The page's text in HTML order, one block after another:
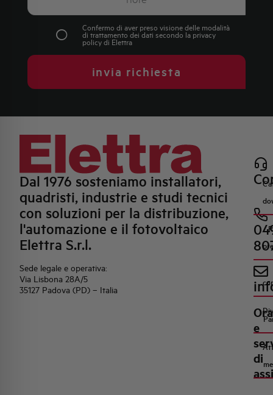
Confermo di aver preso visione delle modalità
di trattamento dei dati secondo la privacy
policydi Elettra
invia richiesta
Dal 1976 sosteniamo installatori,
quadristi, industrie e studi tecnici
con soluzioni per la distribuzione,
l'automazione e il fotovoltaico
Elettra S.r.l.
Sede legale e operativa:
Via Lisbona 28A/5
35127 Padova (PD) – Italia
e
di